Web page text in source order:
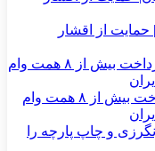
حمایت از اقشار
در چهار ماه نخست ۱۴۰۵ رقم خورد؛ پرداخت بیش از ۸ همت وام